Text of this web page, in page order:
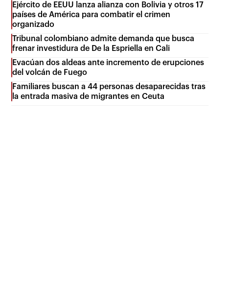
Ejército de EEUU lanza alianza con Bolivia y otros 17
países de América para combatir el crimen
organizado
Tribunal colombiano admite demanda que busca
frenar investidura de De la Espriella en Cali
Evacúan dos aldeas ante incremento de erupciones
del volcán de Fuego
Familiares buscan a 44 personas desaparecidas tras
la entrada masiva de migrantes en Ceuta